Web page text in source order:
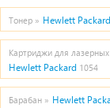
Тонер » Hewlett Packard
Картриджи для лазерных
Hewlett Packard 1054
Барабан » Hewlett